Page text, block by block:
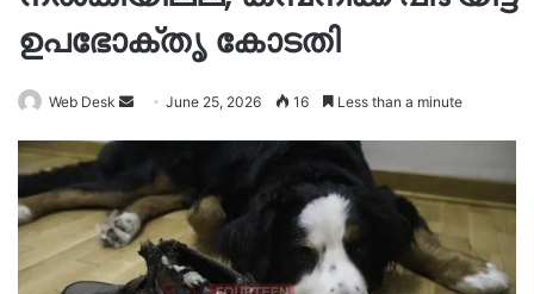
ഉപഭോക്തൃ കോടതി
Web Desk
SendJune 25, 2026 16 Less than a minute